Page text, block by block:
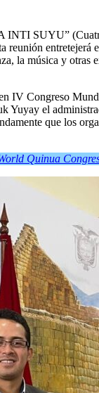
SUYU”
reunión
la música y
IV Congreso
el
que los
Quinua